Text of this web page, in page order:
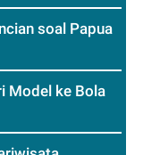
soal Papua
Model ke Bola